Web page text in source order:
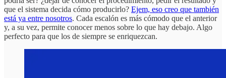
que el sistema decida cómo producirlo? Ejem, eso creo que también
está ya entre nosotros. Cada escalón es más cómodo que el anterior
y, a su vez, permite conocer menos sobre lo que hay debajo. Algo
perfecto para que los de siempre se enriquezcan.